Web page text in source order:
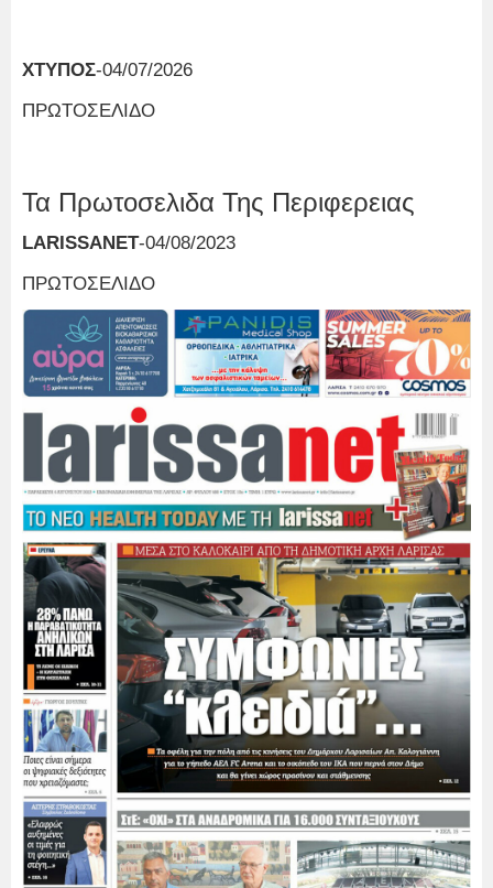
ΧΤΥΠΟΣ-04/07/2026
ΠΡΩΤΟΣΕΛΙΔΟ
Τα Πρωτοσελιδα Της Περιφερειας
LARISSANET-04/08/2023
ΠΡΩΤΟΣΕΛΙΔΟ